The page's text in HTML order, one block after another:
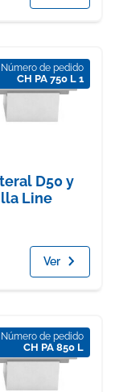
Número de pedido
CH PA 750 L 1
D50 y
Line
Ver
Número de pedido
CH PA 850 L